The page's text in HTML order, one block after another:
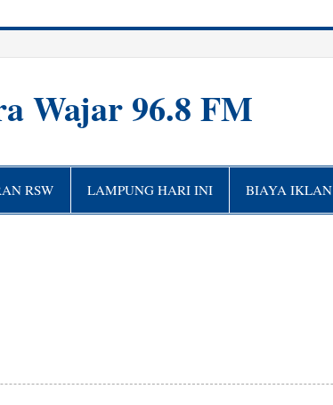
Wajar 96.8 FM
RSW LAMPUNG HARI INI BIAYA IKLAN